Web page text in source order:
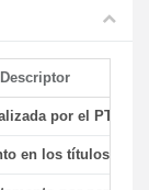
Descriptor
por el PTGAS
en los títulos de